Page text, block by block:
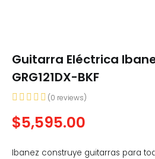
Guitarra Eléctrica
GRG121DX-BKF
(0 reviews)
$5,595.00
Ibanez construye guitarras para